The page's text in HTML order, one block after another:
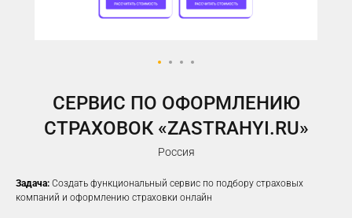
CЕРВИС ПО ОФОРМЛЕНИЮ
СТРАХОВОК «ZASTRAHYI.RU»
Россия
Задача: Создать функциональный сервис по подбору страховых
компаний и оформлению страховки онлайн
Предлагаем решение, которое
увеличить заявки